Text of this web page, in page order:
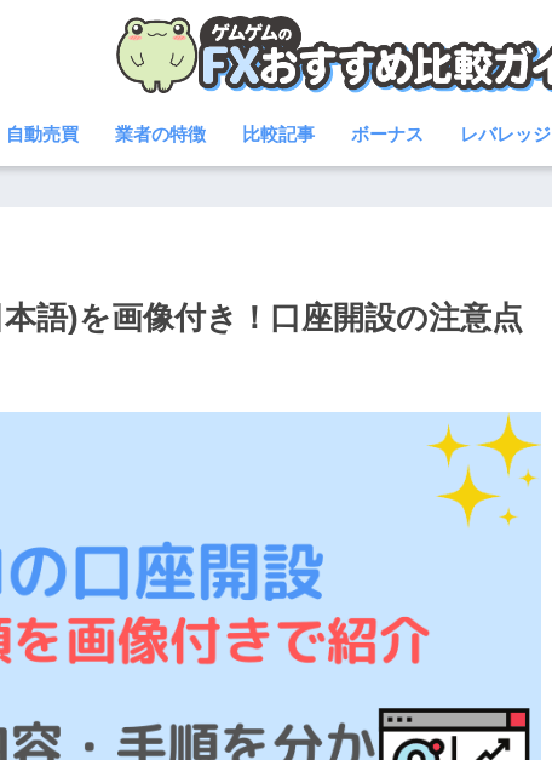
自動売買 業者の特徴 比較記事 ボーナス レバレッジ
語)を画像付き！口座開設の注意点